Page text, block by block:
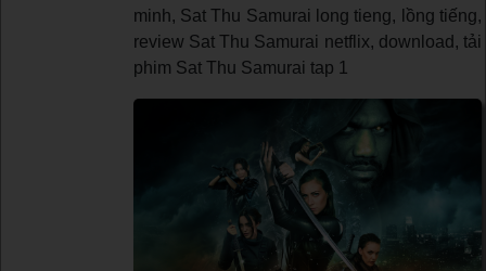
minh, Sat Thu Samurai long tieng, lồng tiếng,
review Sat Thu Samurai netflix, download, tải
phim Sat Thu Samurai tap 1